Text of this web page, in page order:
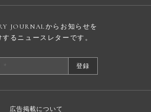
JOURNALからお知らせを
するニュースレターです。
登録
広告掲載について